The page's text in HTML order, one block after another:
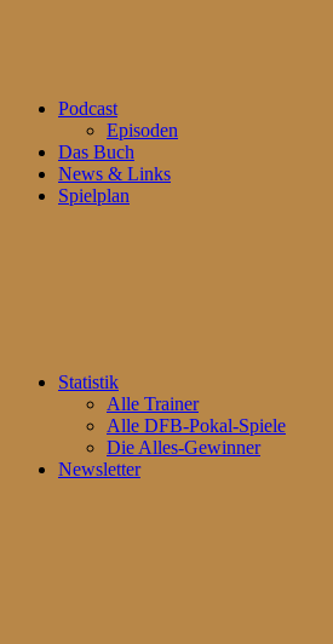
Podcast
Episoden
Das Buch
News & Links
Spielplan
Statistik
Alle Trainer
Alle DFB-Pokal-Spiele
Die Alles-Gewinner
Newsletter